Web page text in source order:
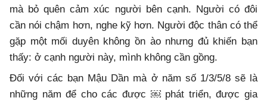
mà bỏ quên cảm xúc người bên cạnh. Người có đôi
cần nói chậm hơn, nghe kỹ hơn. Người độc thân có thể
gặp một mối duyên không ồn ào nhưng đủ khiến bạn
thấy: ở cạnh người này, mình không cần gồng.
Đối với các bạn Mậu Dần mà ở năm số 1/3/5/8 sẽ là
những năm để cho các được ￼ phát triển, được gia